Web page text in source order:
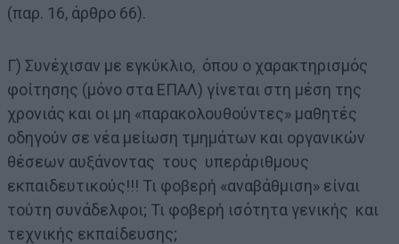
(παρ. 16, άρθρο 66).
Γ) Συνέχισαν με εγκύκλιο, όπου ο χαρακτηρισμός
φοίτησης (μόνο στα ΕΠΑΛ) γίνεται στη μέση της
χρονιάς και οι μη «παρακολουθούντες» μαθητές
οδηγούν σε νέα μείωση τμημάτων και οργανικών
θέσεων αυξάνοντας τους υπεράριθμους
εκπαιδευτικούς!!! Τι φοβερή «αναβάθμιση» είναι
τούτη συνάδελφοι; Τι φοβερή ισότητα γενικής και
τεχνικής εκπαίδευσης;